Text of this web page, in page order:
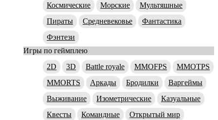
Космические
Морские
Мультяшные
Пираты
Средневековье
Фантастика
Фэнтези
Игры по геймплею
2D
3D Battle royale MMOFPS
MMOTPS
MMORTS
Аркады Бродилки
Варгеймы
Выживание
Изометрические
Казуальные
Квесты
Командные
Открытый мир